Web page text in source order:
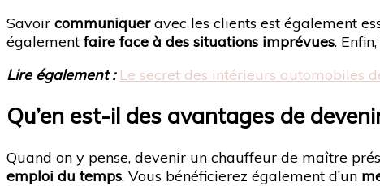
Savoir communiqueravec les clients est également
égalementfaire face à des situations imprévues.
Lire également : Le secret des intérieurs automobiles
Qu’en est-il des avantages de
Quand on y pense, devenir un chauffeur de maître
emploi du temps. Vous bénéficierez également d’un